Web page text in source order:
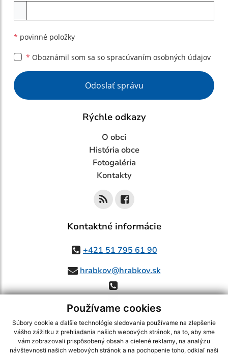
Používame cookies
Súbory cookie a ďalšie technológie sledovania používame na zlepšenie
vášho zážitku z prehliadania našich webových stránok, na to, aby sme
vám zobrazovali prispôsobený obsah a cielené reklamy, na analýzu
návštevnosti našich webových stránok a na pochopenie toho, odkiaľ naši
* povinné položky
* Oboznámil som sa so spracúvaním osobných údajov
Google reCaptcha Response
Odoslať správu
Rýchle odkazy
O obci
História obce
Fotogaléria
Kontakty
Kontaktné informácie
+421 51 795 61 90
hrabkov@hrabkov.sk
využite možnosť získavania aktuálnych informácií s využitím RSS
CMS systém (redakčný) systém ECHELON 2,Mapa stránok,web portál